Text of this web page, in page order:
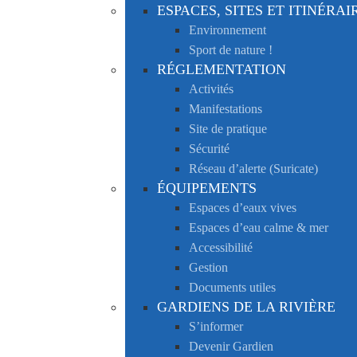
ESPACES, SITES ET
Environnement
Sport de nature !
RÉGLEMENTATION
Activités
Manifestations
Site de pratique
Sécurité
Réseau d’alerte (Suricate)
ÉQUIPEMENTS
Espaces d’eaux vives
Espaces d’eau calme & mer
Accessibilité
Gestion
Documents utiles
GARDIENS DE LA RIVIÈRE
S’informer
Devenir Gardien